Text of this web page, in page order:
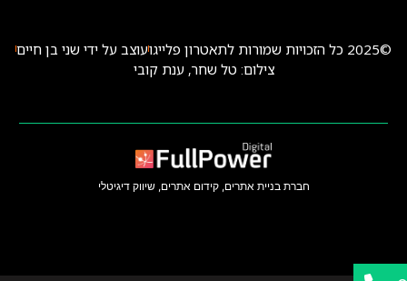
©2025 כל הזכויות שמורות לתאטרון פלייגו
עוצב על ידי שני בן חיים
צילום: טל שחר, ענת קובי
חברת בניית אתרים, קידום אתרים, שיווק דיגיטלי